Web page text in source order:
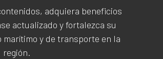
adquiera beneficios
actualizado y fortalezca su
marítimo y de transporte en la
región.